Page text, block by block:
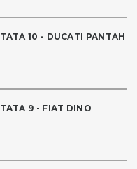
10 - DUCATI PANTAH
9 - FIAT DINO